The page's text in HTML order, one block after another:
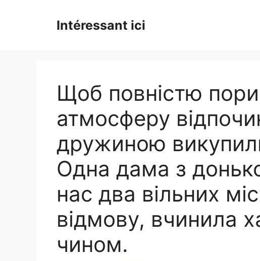
Intéressant ici
Щоб повністю
атмосферу
дружиною
Одна дама з
нас два вільних
відмову, вчинила
чином.